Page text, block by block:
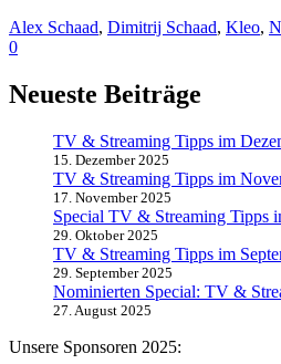
Alex Schaad, Dimitrij Schaad, Kleo,
0
Neueste Beiträge
TV & Streaming Tipps im
15. Dezember 2025
TV & Streaming Tipps im
17. November 2025
Special TV & Streaming Tipps
29. Oktober 2025
TV & Streaming Tipps im
29. September 2025
Nominierten Special: TV &
27. August 2025
Unsere Sponsoren 2025: